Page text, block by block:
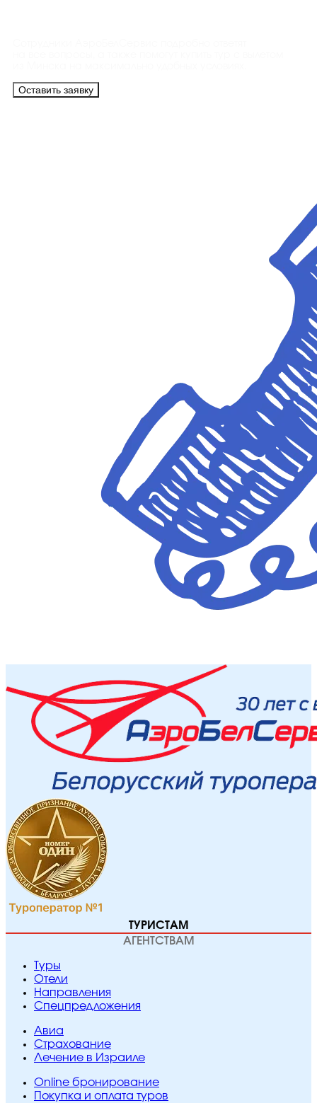
Оставить заявку
ТУРИСТАМ
АГЕНТСТВАМ
Туры
Отели
Направления
Спецпредложения
Авиа
Страхование
Лечение в Израиле
Online бронирование
Покупка и оплата туров